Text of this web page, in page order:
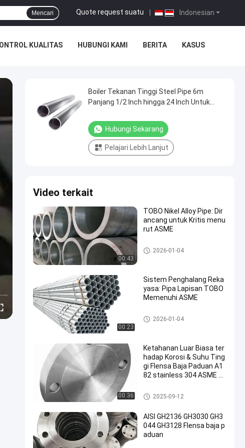
Indonesian
Quote request suatu
Mencari
KUALITAS HUBUNGI KAMI BERITA KASUS
Boiler Tekanan Tinggi Steel Pipe 6m
Panjang 1/2 Inch hingga 24 Inch Untuk
Hubungi Sekarang
Pelajari Lebih Lanjut
Video terkait
00:43
TOBO Nikel Alloy Pipe: Dir
ancang untuk Kritis menu
rut ASME
Nikel paduan pipa
2026-01-04
00:23
Sistem Penghalang Reka
yasa: Pipa Lapisan TOBO
Memenuhi ASME
pipa baja yang dilapisi
2026-01-04
00:36
Ketahanan Luar Biasa ter
hadap Korosi & Suhu Ting
gi Flensa Baja Paduan A1
82 stainless 304 ASME B
0
paduan baja flensa
2025-09-12
AISI GH2136 GH3030 GH3
044 GH3128 Flensa baja p
aduan